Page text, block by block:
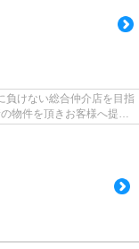
負けない総合仲介店を目指
物件を頂きお客様へ提供